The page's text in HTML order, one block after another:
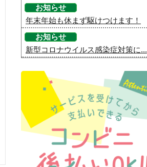
お知らせ
年末年始も休まず駆けつけます！
お知らせ
新型コロナウイルス感染症対策に...